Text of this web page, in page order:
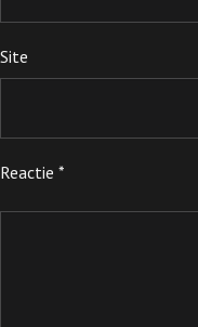
Site
Reactie *